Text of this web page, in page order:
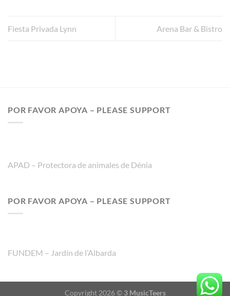
Fiesta Privada Lynn Arena Bar & Bistro
POR FAVOR APOYA – PLEASE SUPPORT
APAD – Protectora de animales de Dénia
POR FAVOR APOYA – PLEASE SUPPORT
FUNDEM – Jardín de l’Albarda
Copyright 2026 © 3 MusicTeers